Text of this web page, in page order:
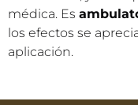
El procedimiento se
30 minutos, y no
médica. Es
aplicación.